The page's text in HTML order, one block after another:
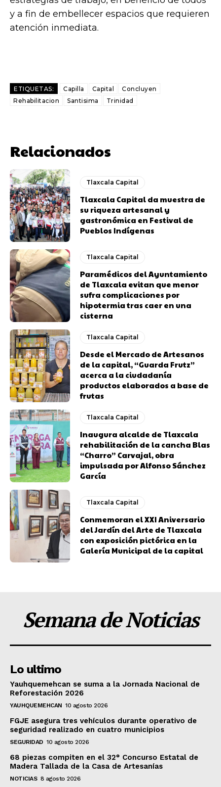
y a fin de embellecer espacios que requieren
atención inmediata.
ETIQUETAS: Capilla Capital
Concluyen
Rehabilitacion
Santisima Trinidad
Relacionados
Tlaxcala Capital
Tlaxcala Capital da muestra de
su riqueza artesanal y
gastronómica en Festival de
Pueblos Indígenas
Tlaxcala Capital
Paramédicos del Ayuntamiento
de Tlaxcala evitan que menor
sufra complicaciones por
hipotermia tras caer en una
cisterna
Tlaxcala Capital
Desde el Mercado de Artesanos
de la capital, “Guarda Frutz”
acerca a la ciudadanía
productos elaborados a base de
frutas
Tlaxcala Capital
Inaugura alcalde de Tlaxcala
rehabilitación de la cancha Blas
“Charro” Carvajal, obra
impulsada por Alfonso Sánchez
García
Tlaxcala Capital
Conmemoran el XXI Aniversario
del Jardín del Arte de Tlaxcala
con exposición pictórica en la
Galería Municipal de la capital
Semana de Noticias
Lo ultimo
Yauhquemehcan se suma a la Jornada Nacional de
Reforestación 2026
YAUHQUEMEHCAN 10 agosto 2026
FGJE asegura tres vehículos durante operativo de
seguridad realizado en cuatro municipios
SEGURIDAD 10 agosto 2026
68 piezas compiten en el 32° Concurso Estatal de
Madera Tallada de la Casa de Artesanías
NOTICIAS 8 agosto 2026